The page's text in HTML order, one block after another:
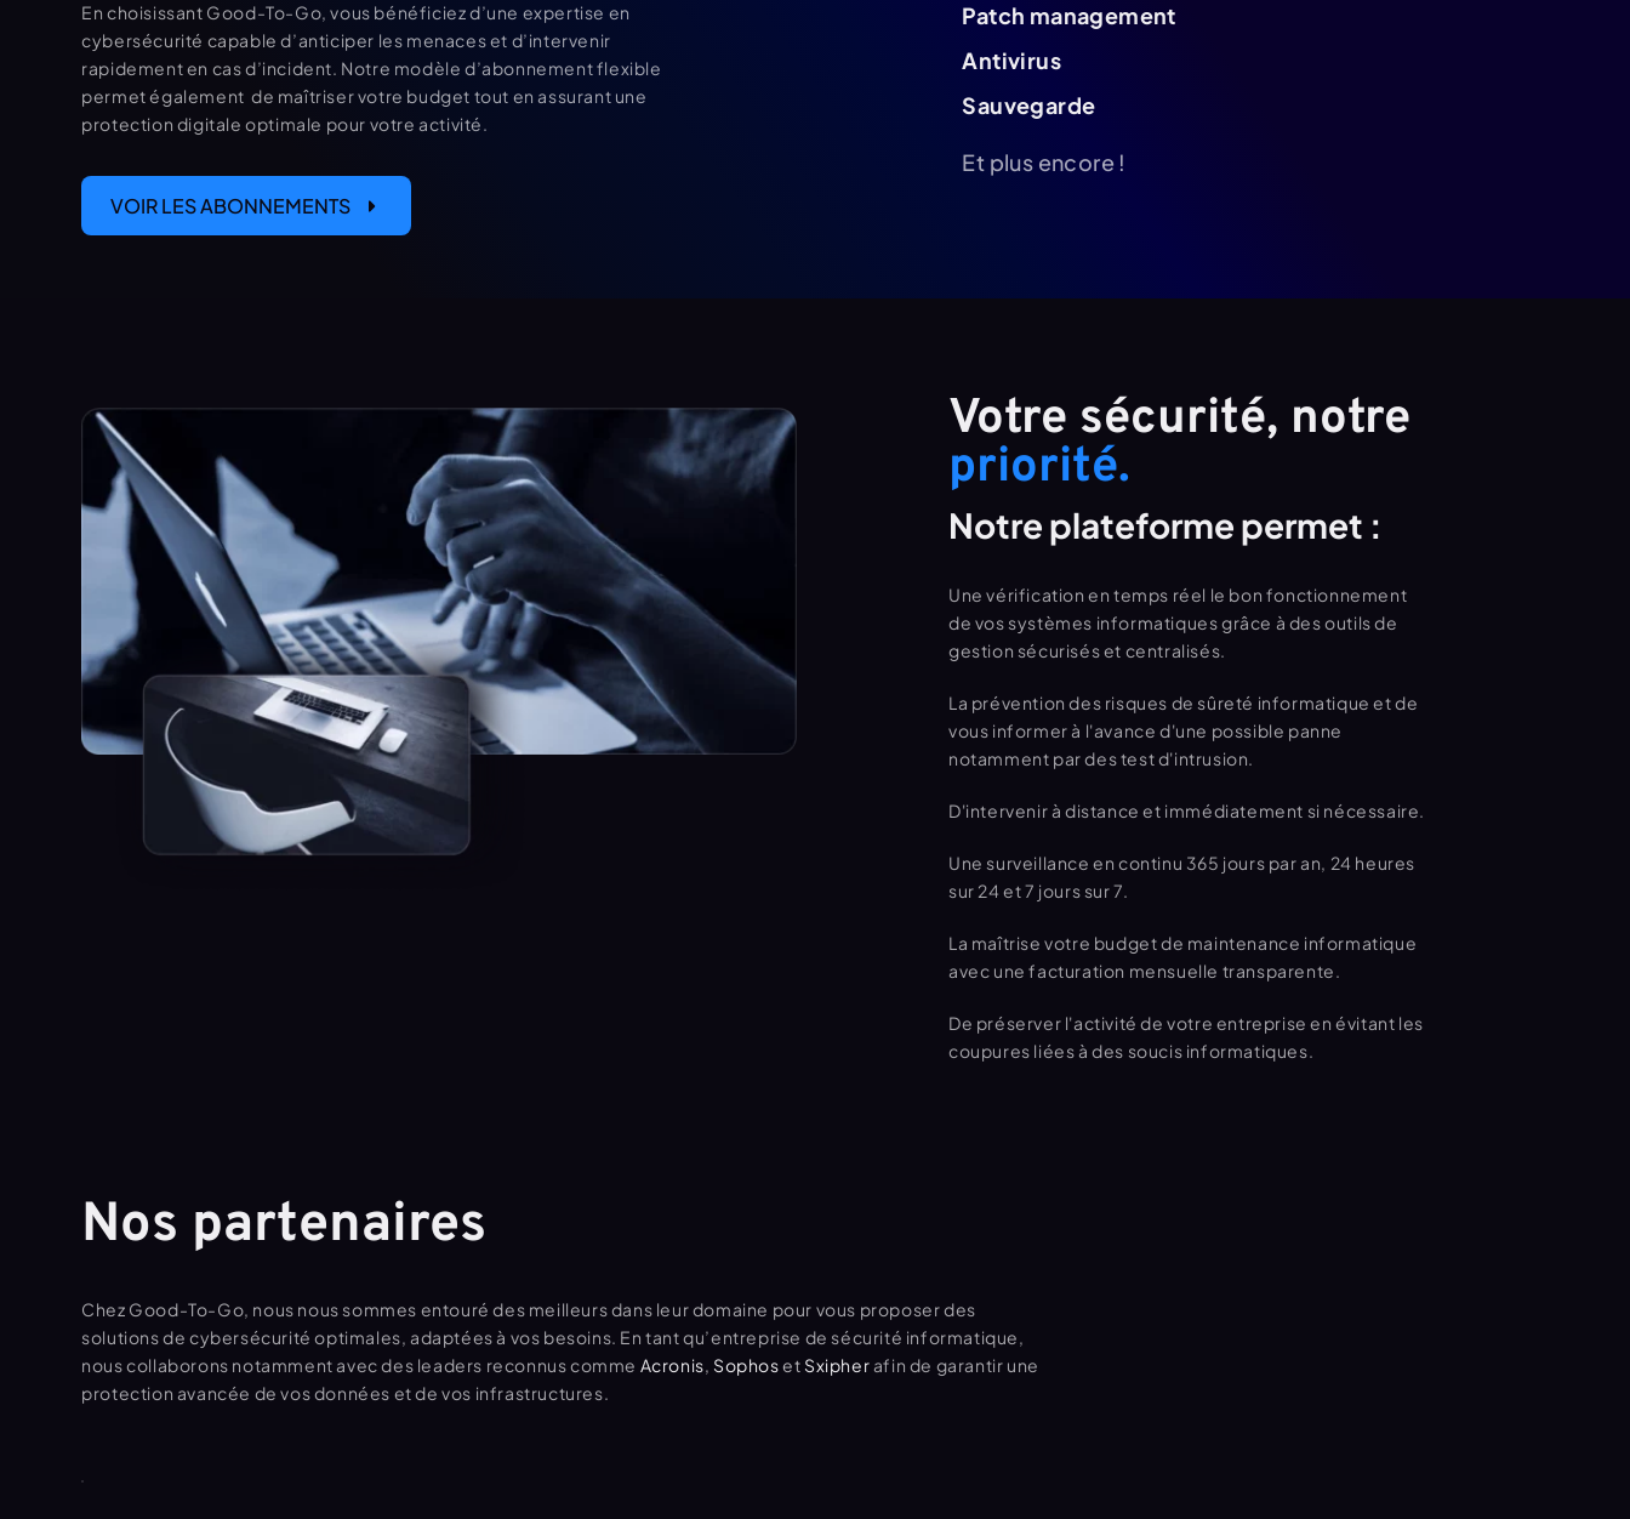
En choisissant Good-To-Go, vous bénéficiez d’une expertise en
cybersécurité capable d’anticiper les menaces et d’intervenir
rapidement en cas d’incident. Notre modèle d’abonnement flexible
permet également  de maîtriser votre budget tout en assurant une
protection digitale optimale pour votre activité.
VOIR LES ABONNEMENTS
Patch management
Antivirus
Sauvegarde
Et plus encore !
priorité.
Notre plateforme permet :
Une vérification en temps réel le bon fonctionnement
de vos systèmes informatiques grâce à des outils de
gestion sécurisés et centralisés.
La prévention des risques de sûreté informatique et de
vous informer à l'avance d'une possible panne
notamment par des test d'intrusion.
Une surveillance en continu 365 jours par an, 24 heures
sur 24 et 7 jours sur 7.
La maîtrise votre budget de maintenance informatique
avec une facturation mensuelle transparente.
De préserver l'activité de votre entreprise en évitant les
coupures liées à des soucis informatiques.
Nos partenaires
Chez Good-To-Go, nous nous sommes entouré des meilleurs dans leur domaine pour vous proposer des
solutions de cybersécurité optimales, adaptées à vos besoins. En tant qu’entreprise de sécurité informatique,
nous collaborons notamment avec des leaders reconnus comme Acronis, Sophos et Sxipher afin de garantir une
protection avancée de vos données et de vos infrastructures.